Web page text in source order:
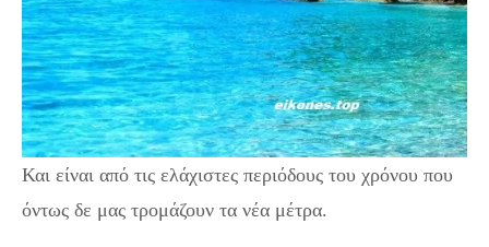
Και είναι από τις ελάχιστες περιόδους του χρόνου που
όντως δε μας τρομάζουν τα νέα μέτρα.